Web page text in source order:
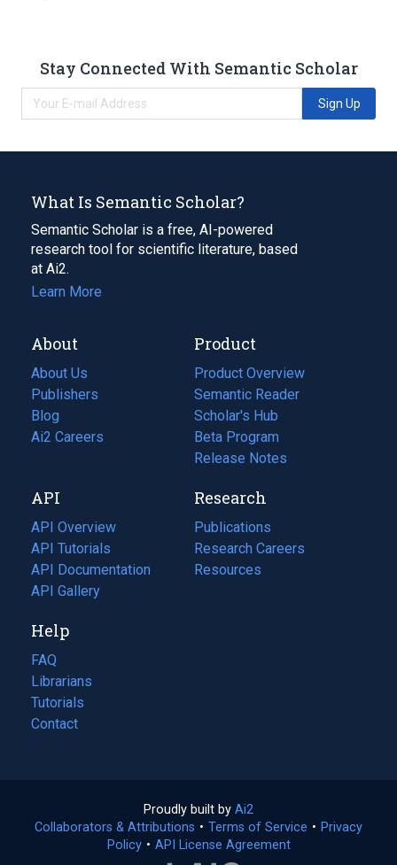
Stay Connected With Semantic Scholar
Sign Up
What Is Semantic Scholar?
Semantic Scholar is a free, AI-powered
research tool for scientific literature, based
at Ai2.
Learn More
About
About Us
Publishers
Blog
(opens
in
tab)
Ai2 Careers
(opens
new
tab)
Product
Product Overview
Semantic Reader
Scholar's Hub
Beta Program
Release Notes
API
API Overview
API Tutorials
API Documentation
(opens
in
new
tab)
API Gallery
Research
Publications
(opens
in
a
Research Careers
(opens
in
Resources
(opens
Help
FAQ
Librarians
Tutorials
Contact
Proudly built by Ai2
in
a
Collaborators & Attributions • Terms of Service (opens
• Privacy
Policy(opens
• API License Agreement